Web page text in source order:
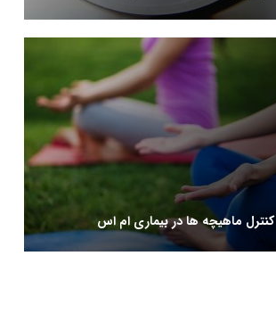
کنترل ماهیچه ها در بیماری ام اس